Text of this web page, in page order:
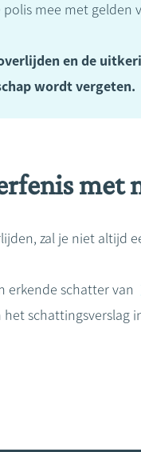
mee met
en de
wordt vergeten.
met
zal je niet altijd
erkende schatter van